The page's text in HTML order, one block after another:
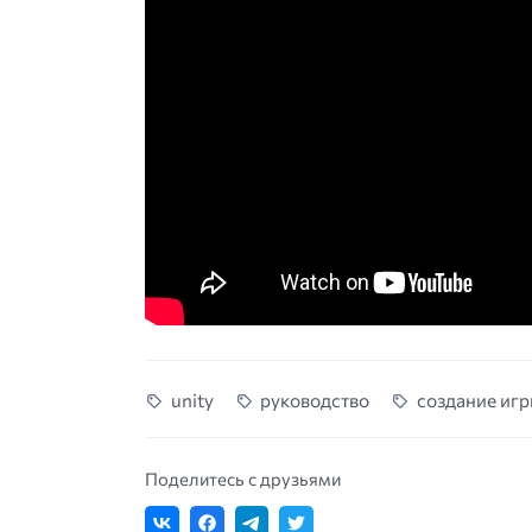
unity руководство создание
Поделитесь с друзьями